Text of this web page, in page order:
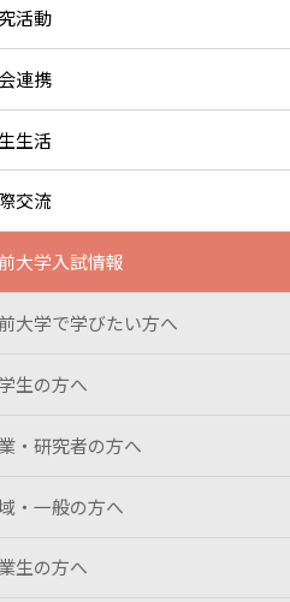
活動
連携
生活
交流
大学入試情報
大学で学びたい方へ
生の方へ
・研究者の方へ
・一般の方へ
生の方へ